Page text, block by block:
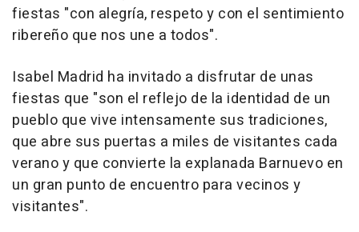
fiestas "con alegría, respeto y con el sentimiento
ribereño que nos une a todos".
Isabel Madrid ha invitado a disfrutar de unas
fiestas que "son el reflejo de la identidad de un
pueblo que vive intensamente sus tradiciones,
que abre sus puertas a miles de visitantes cada
verano y que convierte la explanada Barnuevo en
un gran punto de encuentro para vecinos y
visitantes".